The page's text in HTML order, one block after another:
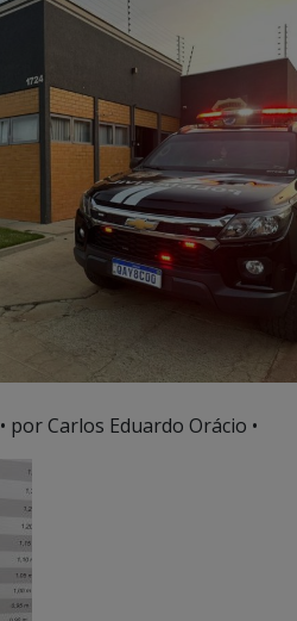
• por Carlos Eduardo Orácio •